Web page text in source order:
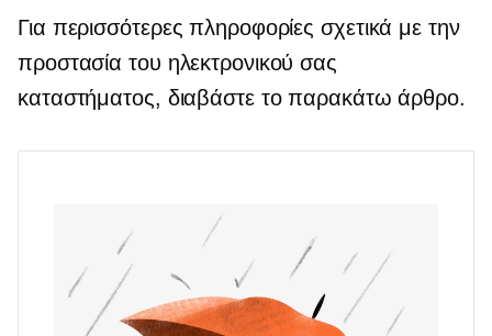
Για περισσότερες πληροφορίες σχετικά με την
προστασία του ηλεκτρονικού σας
καταστήματος, διαβάστε το παρακάτω άρθρο.